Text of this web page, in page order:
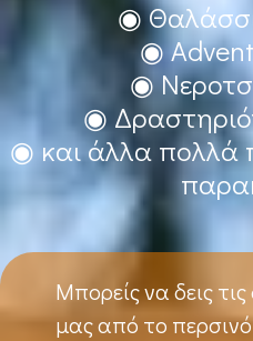
◉
◉
◉
◉
◉ και άλλα πολλά
Μπορείς να δεις
μας από το